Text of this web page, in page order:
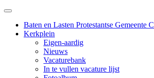
Baten en Lasten Protestantse Gemeente
Kerkplein
Eigen-aardig
Nieuws
Vacaturebank
In te vullen vacature lijst